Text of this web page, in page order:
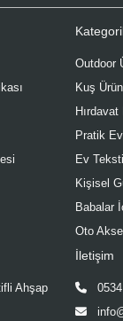
Outdoor
Kuş
Pratik
Ev
Kişisel
Babalar
Oto
Ahşap
İletişim